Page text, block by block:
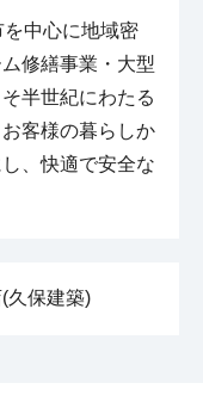
中心に地域密
修繕事業・大型
半世紀にわたる
客様の暮らしか
、快適で安全な